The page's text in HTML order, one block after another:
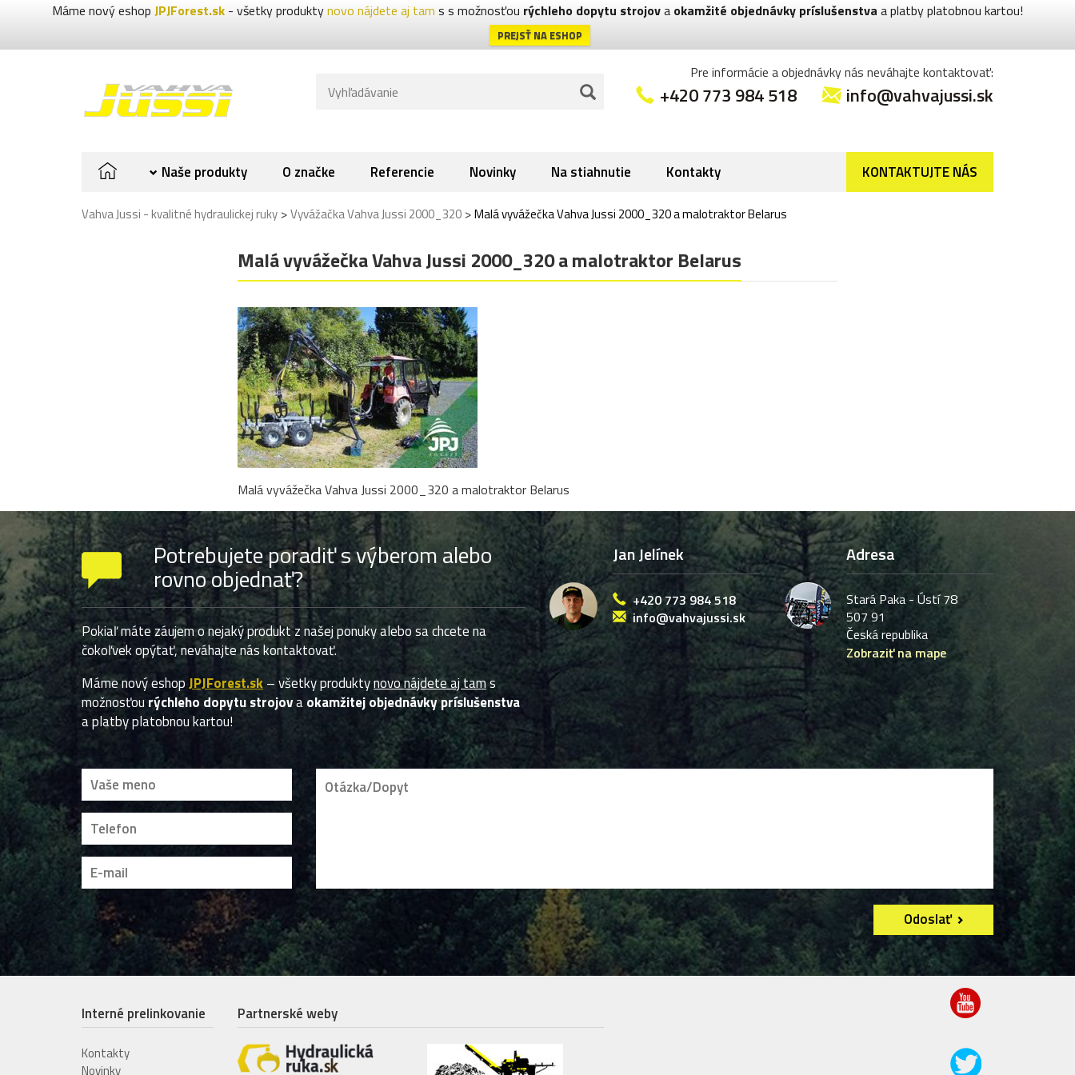
Máme nový eshop JPJForest.sk - všetky produktynovo nájdete aj tam s s možnosťou rýchleho dopytu strojova okamžité objednávky príslušenstva a platby platobnou kartou!
PREJSŤ NA ESHOP
Pre informácie a objednávky nás neváhajte kontaktovať:
+420 773 984 518 info@vahvajussi.sk
Naše produkty O značke Referencie Novinky Na stiahnutie Kontakty KONTAKTUJTE NÁS
Vahva Jussi - kvalitné hydraulickej ruky >Vyvážačka Vahva Jussi 2000_320 >Malá vyvážečka Vahva Jussi 2000_320 a malotraktor Belarus
Malá vyvážečka Vahva Jussi 2000_320 a malotraktor Belarus
Malá vyvážečka Vahva Jussi 2000_320 a malotraktor Belarus
Potrebujete poradiť s výberom alebo
rovno objednať?
Pokiaľ máte záujem o nejaký produkt z našej ponuky alebo sa chcete na
čokoľvek opýtať, neváhajte nás kontaktovať.
Máme nový eshopJPJForest.sk– všetky produktynovo nájdete aj tams
možnosťourýchleho dopytu strojovaokamžitej objednávky príslušenstva
a platby platobnou kartou!
Jan Jelínek
+420 773 984 518
info@vahvajussi.sk
Adresa
Stará Paka - Ústí 78
507 91
Česká republika
Zobraziť na mape
Odoslať
Interné prelinkovanie
Kontakty
Novinky
Partnerské weby